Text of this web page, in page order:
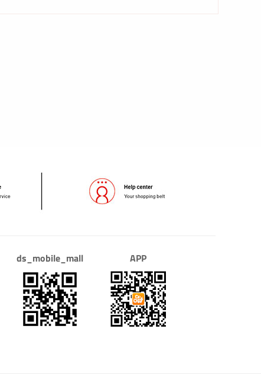
ds_mobile_mall APP